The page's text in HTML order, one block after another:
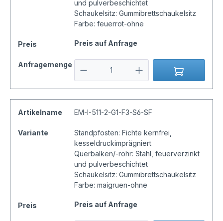
und pulverbeschichtet
Schaukelsitz: Gummibrettschaukelsitz
Farbe: feuerrot-ohne
Preis Preis auf Anfrage
Anfragemenge
Artikelname EM-I-511-2-G1-F3-S6-SF
Variante
Standpfosten: Fichte kernfrei,
kesseldruckimprägniert
Querbalken/-rohr: Stahl, feuerverzinkt
und pulverbeschichtet
Schaukelsitz: Gummibrettschaukelsitz
Farbe: maigruen-ohne
Preis Preis auf Anfrage